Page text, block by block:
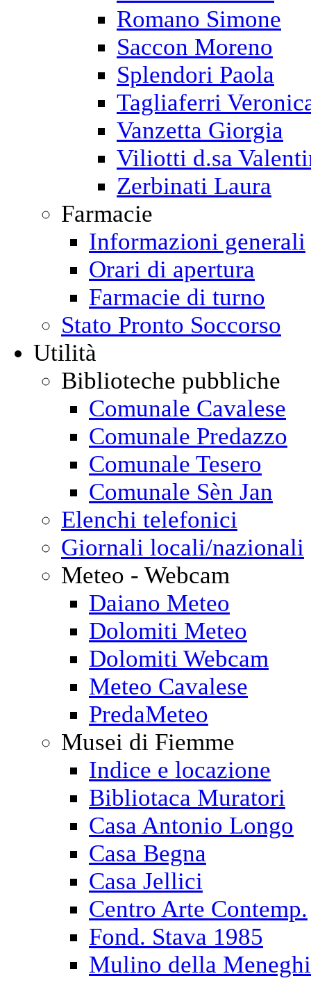
Romano Simone
Saccon Moreno
Splendori Paola
Tagliaferri
Vanzetta Giorgia
Viliotti d.sa
Zerbinati Laura
Farmacie
Informazioni generali
Orari di apertura
Farmacie di turno
Stato Pronto Soccorso
Utilità
Biblioteche pubbliche
Comunale Cavalese
Comunale Predazzo
Comunale Tesero
Comunale Sèn Jan
Elenchi telefonici
Giornali locali/nazionali
Meteo - Webcam
Daiano Meteo
Dolomiti Meteo
Dolomiti Webcam
Meteo Cavalese
PredaMeteo
Musei di Fiemme
Indice e locazione
Bibliotaca Muratori
Casa Antonio Longo
Casa Begna
Casa Jellici
Centro Arte Contemp.
Fond. Stava 1985
Mulino della